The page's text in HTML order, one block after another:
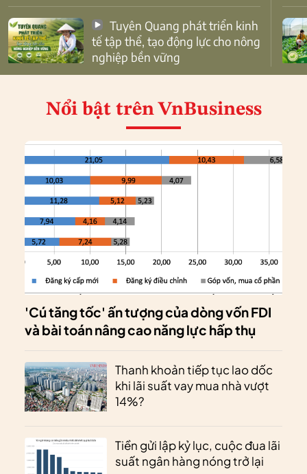
tế tập thể, tạo động lực cho nông
nghiệp bền vững
Nổi bật trên VnBusiness
'Cú tăng tốc' ấn tượng của dòng vốn FDI
và bài toán nâng cao năng lực hấp thụ
Thanh khoản tiếp tục lao dốc
khi lãi suất vay mua nhà vượt
14%?
Tiền gửi lập kỷ lục, cuộc đua lãi
suất ngân hàng nóng trở lại